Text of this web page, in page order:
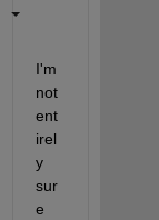
I'm
not
ent
irel
y
sur
e